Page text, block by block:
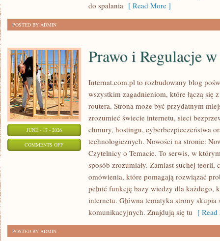
do spalania [ Read More ]
POSTED BY ADMIN
JUNE - 17 - 2026
COMMENTS OFFON
REGULACJE
Prawo i Regulacje
Internat.com.pl to rozbudowany blog
wszystkim zagadnieniom, które łączą się
routera. Strona może być przydatnym
zrozumieć świecie internetu, sieci
chmury, hostingu, cyberbezpieczeństwa
technologicznych. Nowości na stronie:
Czytelnicy o Temacie. To serwis, w
sposób zrozumiały. Zamiast suchej
omówienia, które pomagają rozwiązać
pełnić funkcję bazy wiedzy dla każdego,
internetu. Główna tematyka strony skupia
komunikacyjnych. Znajdują się tu [
POSTED BY ADMIN